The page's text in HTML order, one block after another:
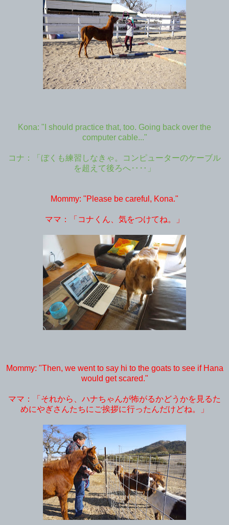
Kona: "I should practice that, too. Going back over the
computer cable..."
コナ：「ぼくも練習しなきゃ。コンピューターのケーブル
を超えて後ろへ‥‥」
Mommy: "Please be careful, Kona."
ママ：「コナくん、気をつけてね。」
Mommy: "Then, we went to say hi to the goats to see if Hana
would get scared."
ママ：「それから、ハナちゃんが怖がるかどうかを見るた
めにやぎさんたちにご挨拶に行ったんだけどね。」